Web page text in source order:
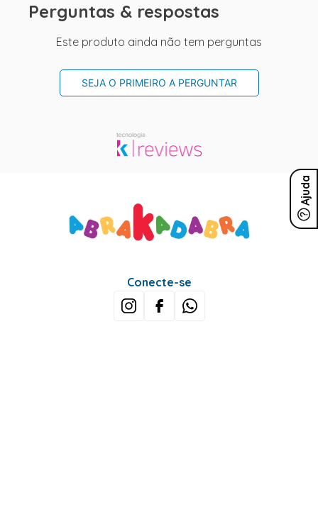
Perguntas & respostas
Este produto ainda não tem perguntas
SEJA O PRIMEIRO A PERGUNTAR
Ajuda
Conecte-se